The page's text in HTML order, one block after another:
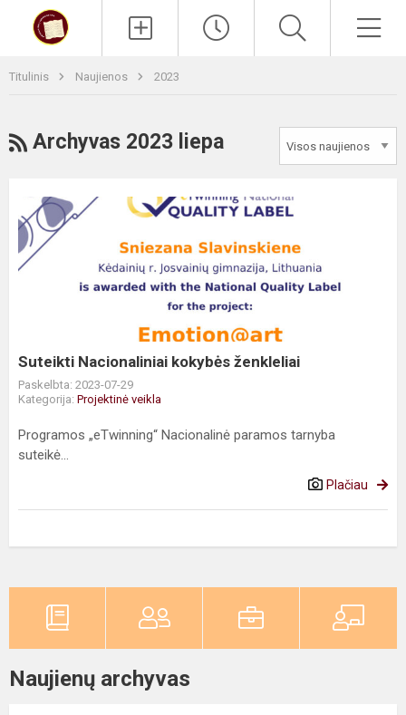
Titulinis Naujienos 2023
RSS
Archyvas 2023 liepa
Suteikti
Nacionaliniai
kokybės
ženkleliai
Suteikti Nacionaliniai kokybės ženkleliai
Paskelbta: 2023-07-29
Kategorija: Projektinė veikla
Programos „eTwinning“ Nacionalinė paramos tarnyba
suteikė...
Plačiau
Naujienų archyvas